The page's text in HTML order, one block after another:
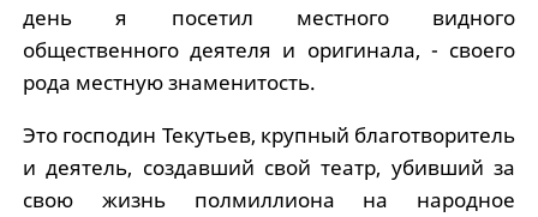
день я посетил местного видного
общественного деятеля и оригинала, - своего
рода местную знаменитость.
Это господин Текутьев, крупный благотворитель
и деятель, создавший свой театр, убивший за
свою жизнь полмиллиона на народное